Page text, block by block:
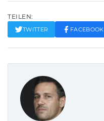
TEILEN:
TWITTER FACEBOOK